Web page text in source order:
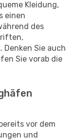
Kleidung,
einen
des
Denken Sie auch
Sie vorab die
vor dem
und